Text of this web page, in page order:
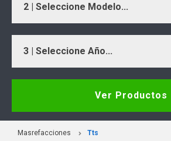
2 | Seleccione Modelo...
3 | Seleccione Año...
Ver Productos
Masrefacciones Tts